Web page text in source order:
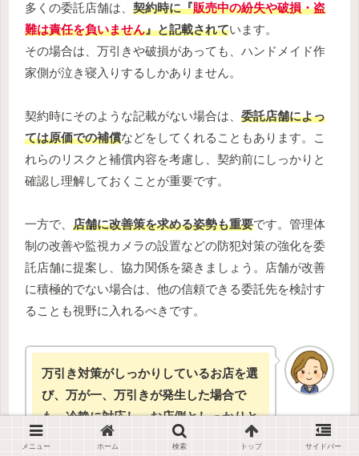
多くの委託店舗は、 契約時に『販売中の紛失や破損・盗
難は責任を負いません』と記載されています。
その場合は、万引きや破損があっても、ハンドメイド作
家側が泣き寝入りするしかありません。
契約時にそのような記載がない場合は、 委託店舗によっ
ては原価での補償などをしてくれることもあります。こ
れらのリスクと補償内容を考慮し、契約前にしっかりと
確認し理解しておくことが重要です。
一方で、 店舗に改善策を求める姿勢も重要です。管理体
制の改善や監視カメラの設置などの防犯対策の強化を委
託店舗に提案し、協力関係を築きましょう。店舗が改善
に積極的でない場合は、他の信頼できる委託先を検討す
ることも視野に入れるべきです。
万引き対策がしっかりしているお店を選
び、万が一、万引きが発生した場合で
も、冷静に対応し、お店側としっかりと
話し合いましょう
メニュー ホーム 検索 トップ サイドバー